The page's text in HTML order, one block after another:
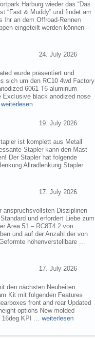
Harburg wieder das “Das
“Fast & Muddy” und findet am
Ihr an dem Offroad-Rennen
eingeteilt werden können –
24. July 2026
wurde präsentiert und
sich um den RC10 4wd Factory
6061-T6 aluminum
Exclusive black anodized nose
weiterlesen
19. July 2026
ist komplett aus Metall
Stapler kann den Mast
Der Stapler hat folgende
Allradlenkung Stapler
17. July 2026
anspruchsvollsten Disziplinen
und erfordert Liebe zum
Area 51 – RC8T4.2 von
und auf der Anzahl der von
höhenverstellbare …
17. July 2026
den nächsten Neuheiten.
Kit mit folgenden Features
front and rear Updated
options New molded
16deg KPI …weiterlesen